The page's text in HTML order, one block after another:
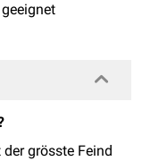
grösste Feind